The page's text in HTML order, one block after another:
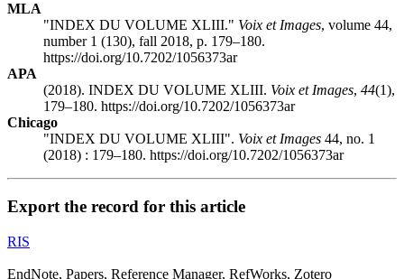
MLA
"INDEX DU VOLUME XLIII." Voix et Images, volume 44,
number 1 (130), fall 2018, p. 179–180.
https://doi.org/10.7202/1056373ar
APA
(2018). INDEX DU VOLUME XLIII. Voix et Images, 44(1),
179–180. https://doi.org/10.7202/1056373ar
Chicago
"INDEX DU VOLUME XLIII". Voix et Images 44, no. 1
(2018) : 179–180. https://doi.org/10.7202/1056373ar
Export the record for this article
RIS
EndNote, Papers, Reference Manager, RefWorks, Zotero